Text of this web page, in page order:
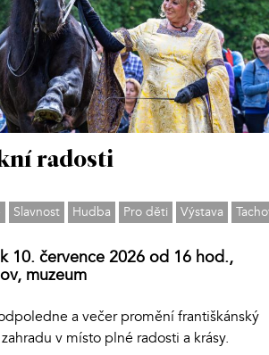
radosti
Slavnost Hudba Pro děti Výstava
10. července 2026 od 16 hod.,
muzeum
a večer promění františkánský
v místo plné radosti a krásy.